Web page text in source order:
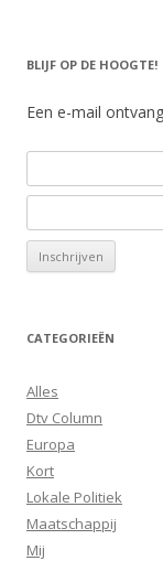
BLIJF OP DE HOOGTE!
Een e-mail
CATEGORIEËN
Alles
Dtv Column
Europa
Kort
Lokale Politiek
Maatschappij
Mij